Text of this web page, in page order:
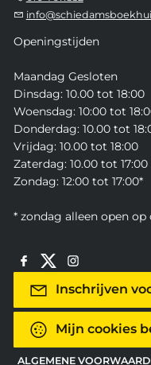
Openingstijden
Maandag Gesloten
Dinsdag: 10.00 tot 18:00
Woensdag: 10:00 tot
Donderdag: 10.00 tot
Vrijdag: 10.00 tot 18:00
Zaterdag: 10.00 tot 17:00
Zondag: 12:00 tot 17:00*
* zondag alleen open
Inschrijven
Mijn cookies
ALGEMENE